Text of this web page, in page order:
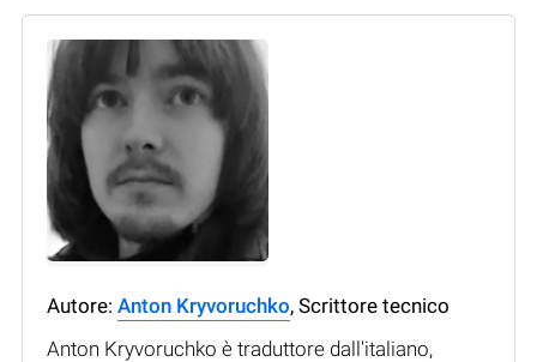
Autore: Anton Kryvoruchko, Scrittore tecnico
Anton Kryvoruchko è traduttore dall'italiano,